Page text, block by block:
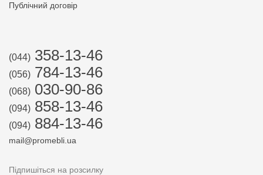
Публічний договір
(044) 358-13-46
(056) 784-13-46
(068) 030-90-86
(094) 858-13-46
(094) 884-13-46
mail@promebli.ua
Підпишіться на розсилку